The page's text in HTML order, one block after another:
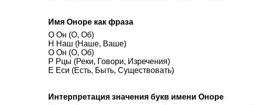
Имя Оноре как фраза
О Он (О, Об)
Н Наш (Наше, Ваше)
О Он (О, Об)
Р Рцы (Реки, Говори, Изречения)
Е Еси (Есть, Быть, Существовать)
Интерпретация значения букв имени Оноре